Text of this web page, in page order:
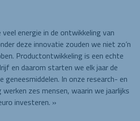
energie in de ontwikkeling van
deze innovatie zouden we niet zo’n
Productontwikkeling is een echte
en daarom starten we elk jaar de
geneesmiddelen. In onze research- en
zes mensen, waarin we jaarlijks
investeren. »